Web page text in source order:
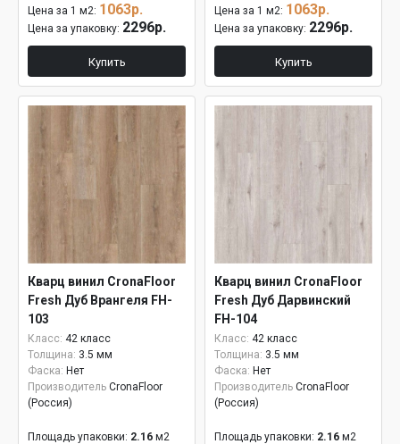
Цена за 1 м2: 1063р.
Цена за упаковку: 2296р.
Купить
Цена за 1 м2: 1063р.
Цена за упаковку: 2296р.
Купить
Кварц винил CronaFloor
Fresh Дуб Врангеля FH-
103
Класс: 42 класс
Толщина: 3.5 мм
Фаска: Нет
Производитель CronaFloor
(Россия)
Площадь упаковки: 2.16 м2
Кварц винил CronaFloor
Fresh Дуб Дарвинский
FH-104
Класс: 42 класс
Толщина: 3.5 мм
Фаска: Нет
Производитель CronaFloor
(Россия)
Площадь упаковки: 2.16 м2